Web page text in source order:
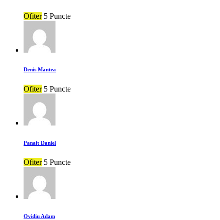
Ofiter 5 Puncte
Denis Mantea
Ofiter 5 Puncte
Panait Daniel
Ofiter 5 Puncte
Ovidiu Adam